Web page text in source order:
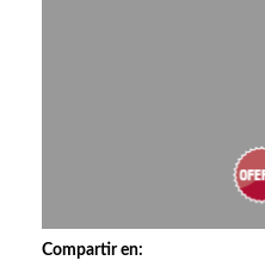
Cómic
Compartir en: